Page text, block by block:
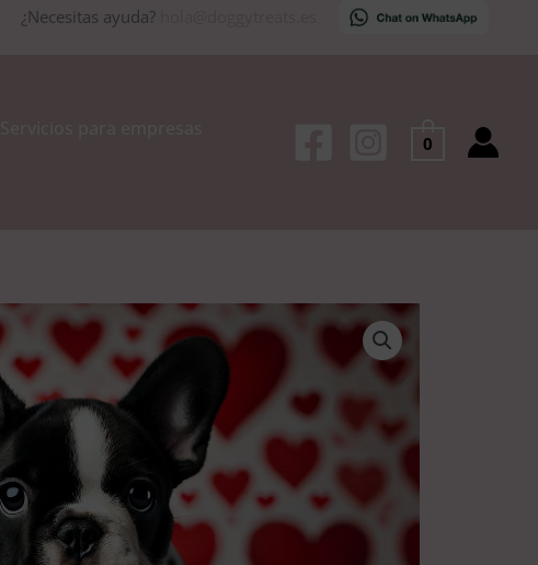
¿Necesitas ayuda?
0